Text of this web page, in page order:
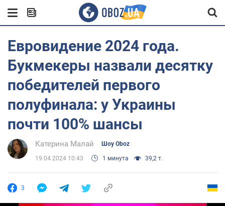
Евровидение 2024 года.
Букмекеры назвали десятку
победителей первого
полуфинала: у Украины
почти 100% шансы
Катерина Малай Шоу Oboz
19.04.2024 10:43 1 минута 39,2 т.
3